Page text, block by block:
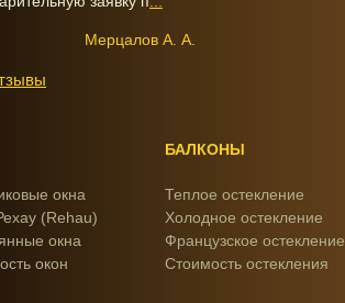
Мерцалов А. А.
окна
(Rehau)
окна
окон
БАЛКОНЫ
Теплое остекление
Холодное остекление
Французское остекление
Стоимость остекления